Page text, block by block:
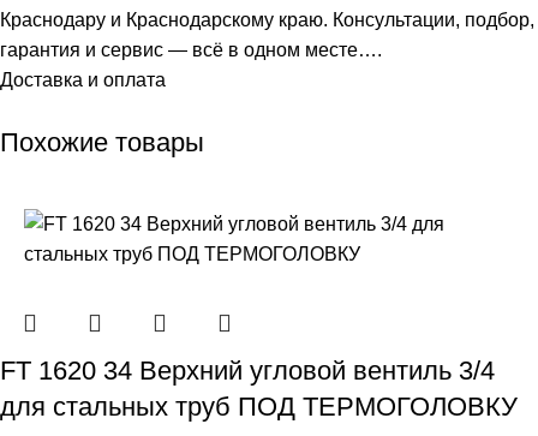
Краснодару и Краснодарскому краю. Консультации, подбор,
гарантия и сервис — всё в одном месте….
Доставка и оплата
Похожие товары
FT 1620 34 Верхний угловой вентиль 3/4
для стальных труб ПОД ТЕРМОГОЛОВКУ